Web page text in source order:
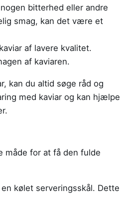
bitterhed eller andre
smag, kan det være et
af lavere kvalitet.
af kaviaren.
kan du altid søge råd og
med kaviar og kan hjælpe
måde for at få den fulde
kølet serveringsskål. Dette